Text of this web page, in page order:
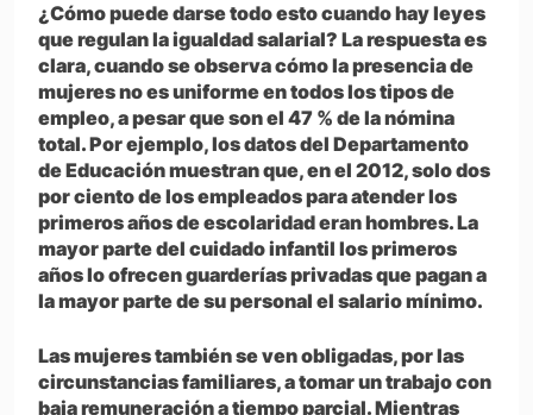
¿Cómo puede darse todo esto cuando hay leyes
que regulan la igualdad salarial? La respuesta es
clara, cuando se observa cómo la presencia de
mujeres no es uniforme en todos los tipos de
empleo, a pesar que son el 47 % de la nómina
total. Por ejemplo, los datos del Departamento
de Educación muestran que, en el 2012, solo dos
por ciento de los empleados para atender los
primeros años de escolaridad eran hombres. La
mayor parte del cuidado infantil los primeros
años lo ofrecen guarderías privadas que pagan a
la mayor parte de su personal el salario mínimo.
Las mujeres también se ven obligadas, por las
circunstancias familiares, a tomar un trabajo con
baja remuneración a tiempo parcial. Mientras